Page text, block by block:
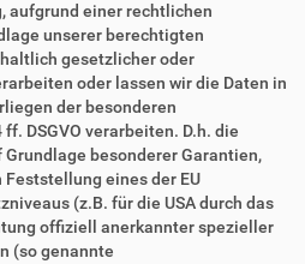
aufgrund einer rechtlichen
unserer berechtigten
gesetzlicher oder
oder lassen wir die Daten in
der besonderen
DSGVO verarbeiten. D.h. die
besonderer Garantien,
eines der EU
(z.B. für die USA durch das
offiziell anerkannter spezieller
(so genannte